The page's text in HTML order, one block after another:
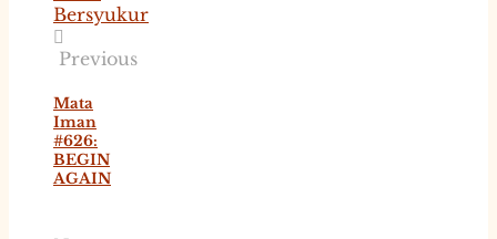
Previous
Mata
Iman
#626:
BEGIN
AGAIN